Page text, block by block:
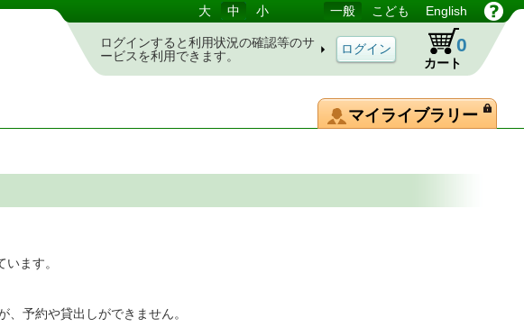
大 中 小 一般 こども English
ログインすると利用状況の確認等のサ
ービスを利用できます。
カート
0
マイライブラリー
ます。
、予約や貸出しができません。